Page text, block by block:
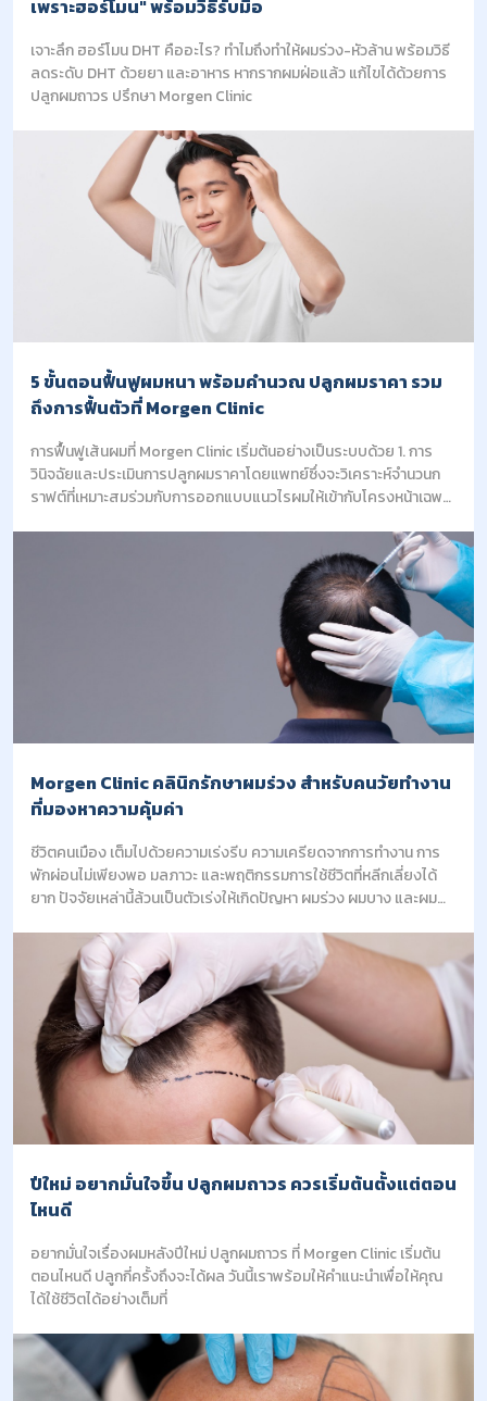
เพราะฮอร์โมน" พร้อมวิธีรับมือ
เจาะลึก ฮอร์โมน DHT คืออะไร? ทำไมถึงทำให้ผมร่วง-หัวล้าน พร้อมวิธี
ลดระดับ DHT ด้วยยา และอาหาร หากรากผมฝ่อแล้ว แก้ไขได้ด้วยการ
ปลูกผมถาวร ปรึกษา Morgen Clinic
5 ขั้นตอนฟื้นฟูผมหนา พร้อมคำนวณ ปลูกผมราคา รวม
ถึงการฟื้นตัวที่ Morgen Clinic
การฟื้นฟูเส้นผมที่ Morgen Clinic เริ่มต้นอย่างเป็นระบบด้วย 1. การ
วินิจฉัยและประเมินการปลูกผมราคาโดยแพทย์ซึ่งจะวิเคราะห์จำนวนก
ราฟต์ที่เหมาะสมร่วมกับการออกแบบแนวไรผมให้เข้ากับโครงหน้าเฉพาะ
การดำเนินการปลูกผมด้วยเทคนิคมาตรฐานสากล ไม่ว่าจะเป็น FUE หรือ
DHI ตามความเหมาะสมของสภาพปัญหา เพื่อประสิทธิภาพสูงสุดใน
Morgen Clinic คลินิกรักษาผมร่วง สำหรับคนวัยทำงาน
ที่มองหาความคุ้มค่า
ชีวิตคนเมือง เต็มไปด้วยความเร่งรีบ ความเครียดจากการทำงาน การ
พักผ่อนไม่เพียงพอ มลภาวะ และพฤติกรรมการใช้ชีวิตที่หลีกเลี่ยงได้
ยาก ปัจจัยเหล่านี้ล้วนเป็นตัวเร่งให้เกิดปัญหา ผมร่วง ผมบาง และผม
ความมั่นใจในทุกวันทำงาน แต่กลับไม่มีเวลาทดลองวิธีรักษาที่ไม่เห็นผล
ชัดเจน
ปีใหม่ อยากมั่นใจขึ้น ปลูกผมถาวร ควรเริ่มต้นตั้งแต่ตอน
ไหนดี
อยากมั่นใจเรื่องผมหลังปีใหม่ ปลูกผมถาวร ที่ Morgen Clinic เริ่มต้น
ตอนไหนดี ปลูกกี่ครั้งถึงจะได้ผล วันนี้เราพร้อมให้คำแนะนำเพื่อให้คุณ
ได้ใช้ชีวิตได้อย่างเต็มที่